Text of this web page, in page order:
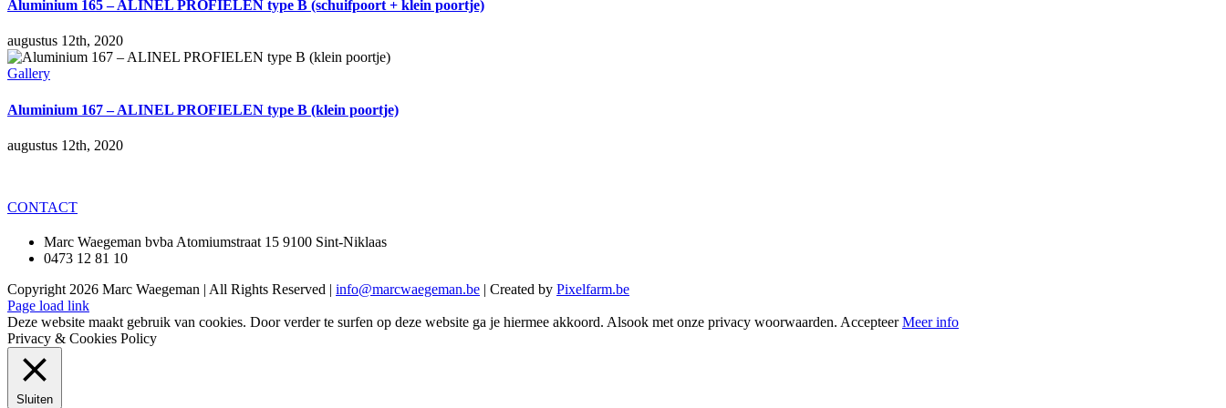
Aluminium 165 – ALINEL PROFIELEN type B (schuifpoort + klein poortje)
augustus 12th, 2020
Gallery
Aluminium 167 – ALINEL PROFIELEN type B (klein poortje)
augustus 12th, 2020
CONTACT
Marc Waegeman bvba Atomiumstraat 15 9100 Sint-Niklaas
0473 12 81 10
Copyright 2026 Marc Waegeman | All Rights Reserved | info@marcwaegeman.be | Created by Pixelfarm.be
Page load link
Deze website maakt gebruik van cookies. Door verder te surfen op deze website ga je hiermee akkoord. Alsook met onze privacy woorwaarden. Accepteer Meer info
Privacy & Cookies Policy
Sluiten